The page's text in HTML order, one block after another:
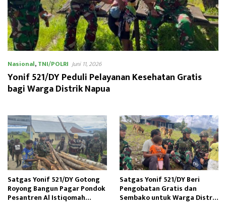
Nasional,TNI/POLRI Juni 11, 2026
Yonif 521/DY Peduli Pelayanan Kesehatan Gratis
bagi Warga Distrik Napua
Satgas Yonif 521/DY Gotong
Royong Bangun Pagar Pondok
Pesantren Al Istiqomah
Satgas Yonif 521/DY Beri
Pengobatan Gratis dan
Sembako untuk Warga Distrik